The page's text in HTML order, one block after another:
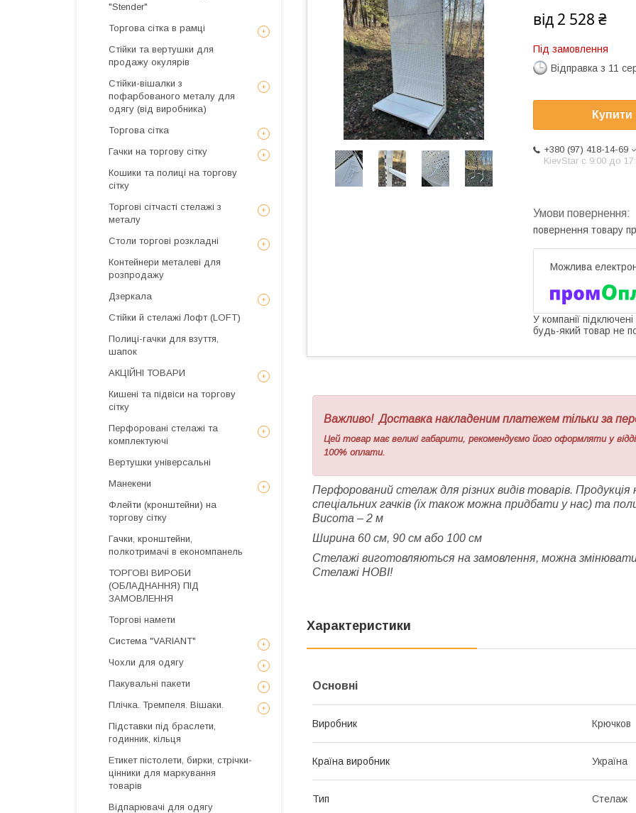
від 2 528 ₴
Під замовлення
Відправка з 11
Купити
+380 (97) 418-14-69
KievStar с 9:00 до
повернення товару
У компанії
будь-який товар не
Важливо! Доставка накладеним платежем тільки за
Цей товар має великі габарити, рекомендуємо його оформляти у
100% оплати.
Перфорований стелаж для різних видів товарів.
спеціальних гачків (їх також можна придбати у нас) та
Висота – 2 м
Ширина 60 см, 90 см або 100 см
Стелажі виготовляються на замовлення, можна змінювати
Стелажі НОВІ!
Характеристики
Основні
Виробник Крючков
Країна виробник Україна
Тип Стелаж
"Stender"
Торгова сітка в рамці
Стійки та вертушки для
продажу окулярів
Стійки-вішалки з
пофарбованого металу для
одягу (від виробника)
Торгова сітка
Гачки на торгову сітку
Кошики та полиці на торгову
сітку
Торгові сітчасті стелажі з
металу
Столи торгові розкладні
Контейнери металеві для
розпродажу
Дзеркала
Стійки й стелажі Лофт (LOFT)
Полиці-гачки для взуття,
шапок
АКЦІЙНІ ТОВАРИ
Кишені та підвіси на торгову
сітку
Перфоровані стелажі та
комплектуючі
Вертушки універсальні
Манекени
Флейти (кронштейни) на
торгову сітку
Гачки, кронштейни,
полкотримачі в економпанель
ТОРГОВІ ВИРОБИ
(ОБЛАДНАННЯ) ПІД
ЗАМОВЛЕННЯ
Торгові намети
Система "VARIANT"
Чохли для одягу
Пакувальні пакети
Плічка. Тремпеля. Вішаки.
Підставки під браслети,
годинник, кільця
Етикет пістолети, бирки, стрічки-
цінники для маркування
товарів
Відпарювачі для одягу